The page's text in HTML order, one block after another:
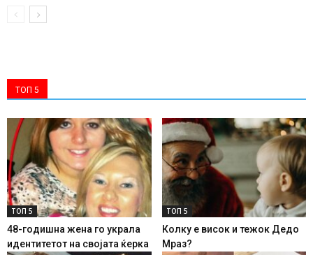
ТОП 5
ТОП 5
48-годишна жена го украла
идентитетот на својата ќерка
ТОП 5
Колку е висок и тежок Дедо
Мраз?